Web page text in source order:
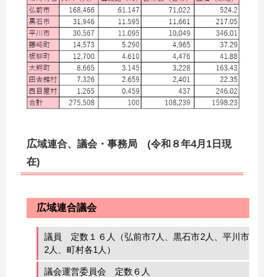
広域連合、議会・事務局 (令和８年4月1日現
在)
広域連合議会
議員 定数１６人（弘前市7人、黒石市2人、平川市
2人、町村各1人）
議会運営委員会 定数６人